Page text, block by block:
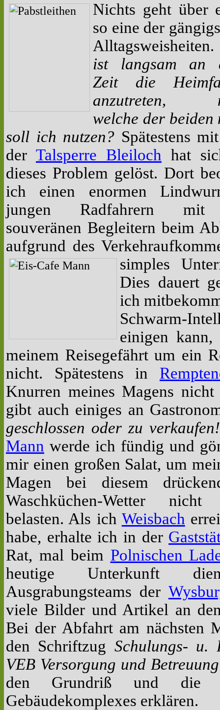
Nichts geht über
so eine der
ist langsam an
Zeit die
anzutreten,
welche der
soll ich nutzen? Spätestens
der Talsperre Bleiloch hat
dieses Problem gelöst. Dort
ich einen enormen
jungen Radfahrern mit
souveränen Begleitern beim
aufgrund des
simples
Dies dauert
ich
Schwarm-
einigen
meinem Reisegefährt um ein
nicht. Spätestens in
Knurren meines Magens
gibt auch einiges an
geschlossen oder zu verkaufen!
Mann werde ich fündig und
mir einen großen Salat, um
Magen bei diesem
Waschküchen-Wetter
belasten. Als ich Weisbach
habe, erhalte ich in der
Rat, mal beim Polnischen
heutige Unterkunft
Ausgrabungsteams der
viele Bilder und Artikel an
Bei der Abfahrt am nächsten
den Schriftzug Schulungs- u.
VEB Versorgung und
den Grundriß und die
Gebäudekomplexes erklären.